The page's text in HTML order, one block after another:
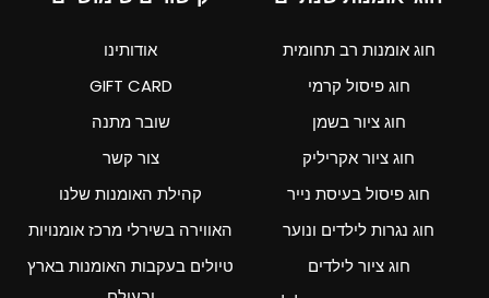
חוג אומנות רב תחומית
חוג פיסול קרמי
חוג ציור בשמן
חוג ציור אקריליק
חוג פיסול בעיסת נייר
חוג נגרות לילדים ונוער
חוג ציור לילדים
אודותינו
GIFT CARD
שובר מתנה
צור קשר
קהילת האומנות שלנו
האווירה בשירלי מרכז אומנויות
טיולים בעקבות האומנות בארץ